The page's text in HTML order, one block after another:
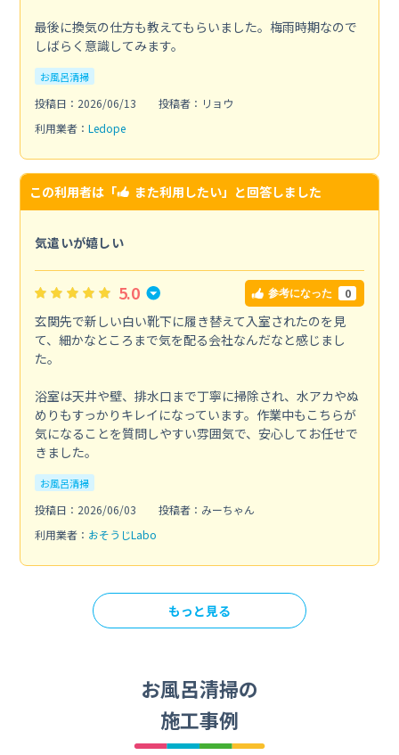
最後に換気の仕方も教えてもらいました。梅雨時期なので
しばらく意識してみます。
お風呂清掃
投稿日：2026/06/13
投稿者：リョウ
利用業者： Ledope
この利用者は「 また利用したい」と回答しました
気遣いが嬉しい
5.0 参考になった 0
玄関先で新しい白い靴下に履き替えて入室されたのを見
て、細かなところまで気を配る会社なんだなと感じまし
た。
浴室は天井や壁、排水口まで丁寧に掃除され、水アカやぬ
めりもすっかりキレイになっています。作業中もこちらが
気になることを質問しやすい雰囲気で、安心してお任せで
きました。
お風呂清掃
投稿日：2026/06/03
投稿者：みーちゃん
利用業者： おそうじLabo
もっと見る
お風呂清掃の
施工事例